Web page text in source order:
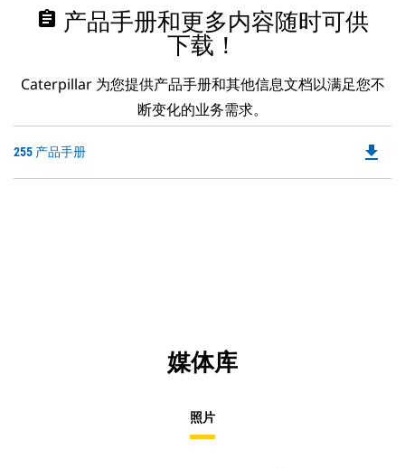
assignment 产品手册和更多内容随时可供
下载！
Caterpillar 为您提供产品手册和其他信息文档以满足您不
断变化的业务需求。
255 产品手册 file_download
媒体库
照片